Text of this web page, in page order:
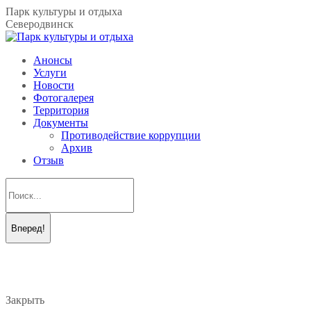
Перейти
к
содержанию
Парк культуры и отдыха
Северодвинск
Анонсы
Услуги
Новости
Фотогалерея
Территория
Документы
Противодействие коррупции
Архив
Отзыв
new
new
Закрыть